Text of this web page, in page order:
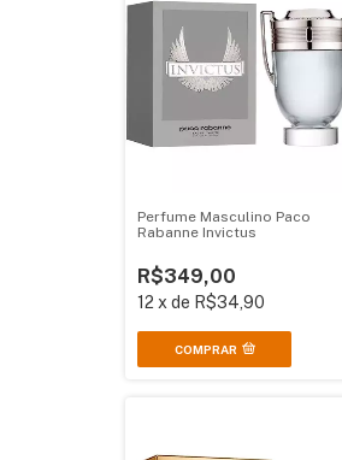
Perfume Masculino Paco
Rabanne Invictus
R$349,00
12 x de R$34,90
COMPRAR